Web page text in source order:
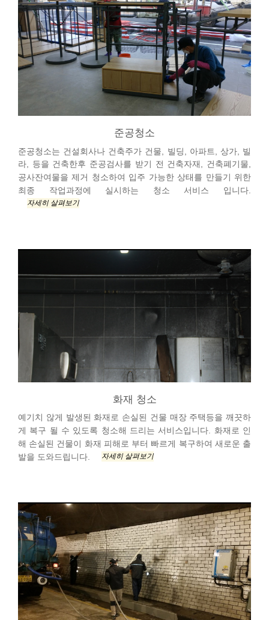
준공청소
준공청소는 건설회사나 건축주가 건물, 빌딩, 아파트, 상가, 빌
라, 등을 건축한후 준공검사를 받기 전 건축자재, 건축폐기물,
공사잔여물을 제거 청소하여 입주 가능한 상태를 만들기 위한
최종 작업과정에 실시하는 청소 서비스 입니다.
자세히 살펴보기
화재 청소
예기치 않게 발생된 화재로 손실된 건물 매장 주택등을 깨끗하
게 복구 될 수 있도록 청소해 드리는 서비스입니다. 화재로 인
해 손실된 건물이 화재 피해로 부터 빠르게 복구하여 새로운 출
발을 도와드립니다.
자세히 살펴보기